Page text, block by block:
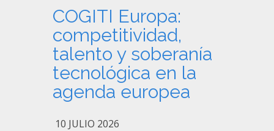
COGITI Europa:
competitividad,
talento y soberanía
tecnológica en la
agenda europea
10 JULIO 2026